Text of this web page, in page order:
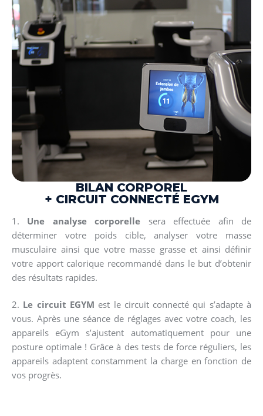
BILAN CORPOREL
+ CIRCUIT CONNECTÉ EGYM
1. Une analyse corporelle sera effectuée afin de
déterminer votre poids cible, analyser votre masse
musculaire ainsi que votre masse grasse et ainsi définir
votre apport calorique recommandé dans le but d’obtenir
des résultats rapides.
2. Le circuit EGYM est le circuit connecté qui s’adapte à
vous. Après une séance de réglages avec votre coach, les
appareils eGym s’ajustent automatiquement pour une
posture optimale ! Grâce à des tests de force réguliers, les
appareils adaptent constamment la charge en fonction de
vos progrès.